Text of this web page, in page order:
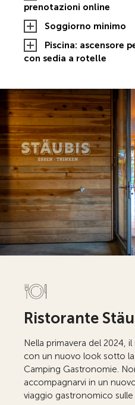
prenotazioni online
Soggiorno minimo
Piscina: ascensore
con sedia a rotelle
Ristorante
Nella primavera del 2024,
con un nuovo look sotto
Camping Gastronomie.
accompagnarvi in un
viaggio gastronomico sulle